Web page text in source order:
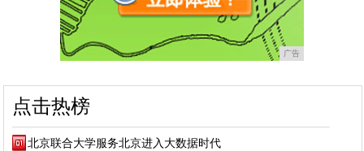
广告
点击热榜
北京联合大学服务北京进入大数据时代